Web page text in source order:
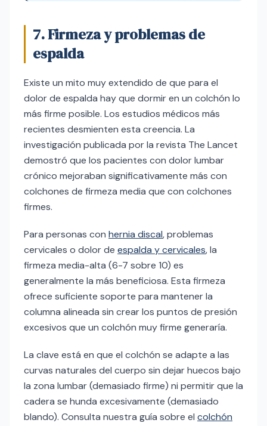
7. Firmeza y problemas de
espalda
Existe un mito muy extendido de que para el
dolor de espalda hay que dormir en un colchón lo
más firme posible. Los estudios médicos más
recientes desmienten esta creencia. La
investigación publicada por la revista The Lancet
demostró que los pacientes con dolor lumbar
crónico mejoraban significativamente más con
colchones de firmeza media que con colchones
firmes.
Para personas con hernia discal, problemas
cervicales o dolor de espalda y cervicales, la
firmeza media-alta (6-7 sobre 10) es
generalmente la más beneficiosa. Esta firmeza
ofrece suficiente soporte para mantener la
columna alineada sin crear los puntos de presión
excesivos que un colchón muy firme generaría.
La clave está en que el colchón se adapte a las
curvas naturales del cuerpo sin dejar huecos bajo
la zona lumbar (demasiado firme) ni permitir que la
cadera se hunda excesivamente (demasiado
blando). Consulta nuestra guía sobre el colchón